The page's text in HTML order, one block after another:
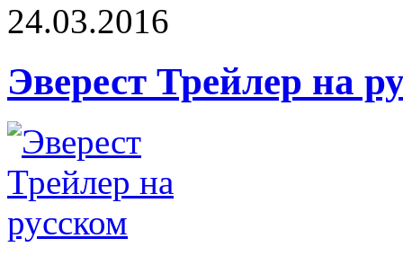
24.03.2016
Эверест Трейлер на